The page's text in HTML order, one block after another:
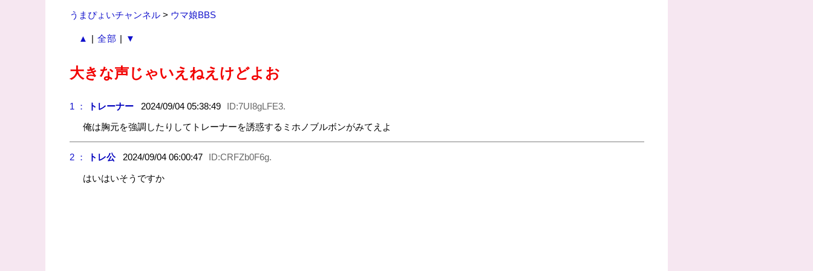
うまぴょいチャンネル> ウマ娘BBS
▲ | 全部 | ▼
大きな声じゃいえねえけどよお
1 ： トレーナー2024/09/04 05:38:49 ID:7UI8gLFE3.
俺は胸元を強調したりしてトレーナーを誘惑するミホノブルボンがみてえよ
2 ： トレ公2024/09/04 06:00:47 ID:CRFZb0F6g.
はいはいそうですか